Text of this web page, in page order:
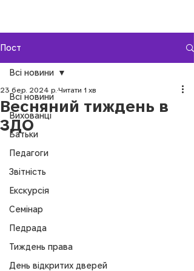
Пост
Всі новини
Вихованці
Батьки
Педагоги
Звітність
Екскурсія
Семінар
Педрада
Тиждень права
День відкритих дверей
Всі новини
Весняний тиждень в
ЗДО
23 бер. 2024 р. Читати 1 хв